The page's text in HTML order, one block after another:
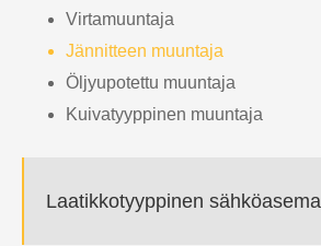
Virtamuuntaja
Jännitteen muuntaja
Öljyupotettu muuntaja
Kuivatyyppinen muuntaja
Laatikkotyyppinen sähköasema